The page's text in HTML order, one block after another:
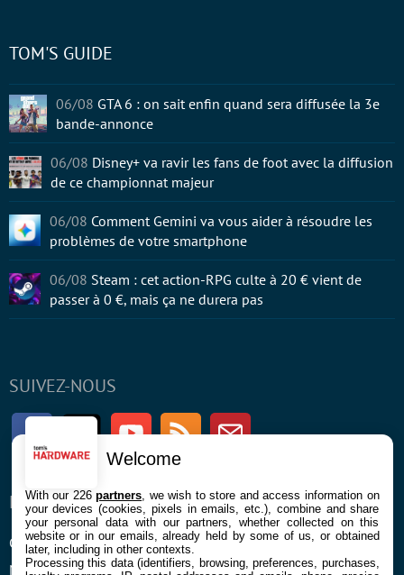
SUIVEZ-NOUS
FacebookTwitter Youtube RSS Newsletter
ENTREPRISE
Confidentialité et Cookies
Mentions légales et CGU
À PROPOS
Contact
TOM'S GUIDE
06/08 GTA 6 : on sait enfin quand sera diffusée la 3e
bande-annonce
06/08 Disney+ va ravir les fans de foot avec la diffusion
de ce championnat majeur
06/08 Comment Gemini va vous aider à résoudre les
problèmes de votre smartphone
06/08 Steam : cet action-RPG culte à 20 € vient de
passer à 0 €, mais ça ne durera pas
Welcome
With our 226partners , we wish to store and access information on
your devices (cookies, pixels in emails, etc.), combine and share
your personal data with our partners, whether collected on this
website or in our emails, already held by some of us, or obtained
later, including in other contexts.
Processing this data (identifiers, browsing, preferences, purchases,